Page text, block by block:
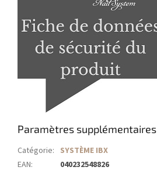
Paramètres supplémentaires
Catégorie: SYSTÈME IBX
EAN: 040232548826